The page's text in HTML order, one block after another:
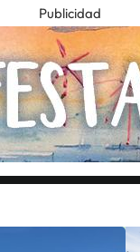
Publicidad